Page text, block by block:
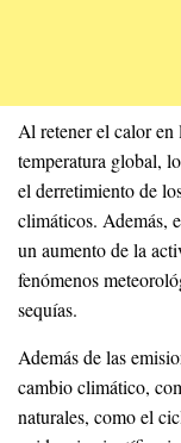
Al retener el calor en
temperatura global,
el derretimiento de
climáticos. Además,
un aumento de la
fenómenos
sequías.
Además de las
cambio climático,
naturales, como el